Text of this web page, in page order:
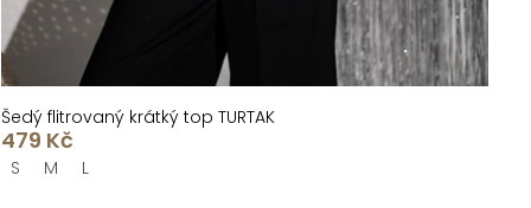
Šedý flitrovaný krátký top TURTAK
479 Kč
S M L